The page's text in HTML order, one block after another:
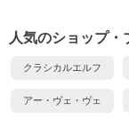
人気のショップ
クラシカルエルフ
アー・ヴェ・ヴェ